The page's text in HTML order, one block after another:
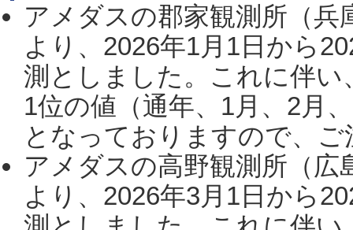
アメダスの郡家観測所（
より、2026年1月1日から
測としました。これに伴い
1位の値（通年、1月、2月
となっておりますので、
アメダスの高野観測所（
より、2026年3月1日から